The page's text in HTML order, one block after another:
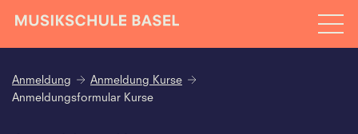
Anmeldung
Anmeldung Kurse
Anmeldungsformular Kurse